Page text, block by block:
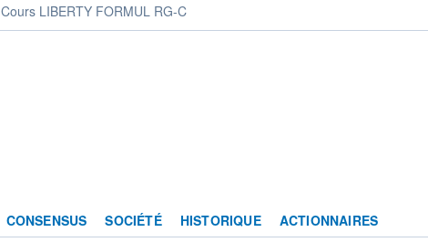
Cours LIBERTY FORMUL RG-C
CONSENSUS SOCIÉTÉ HISTORIQUE ACTIONNAIRES